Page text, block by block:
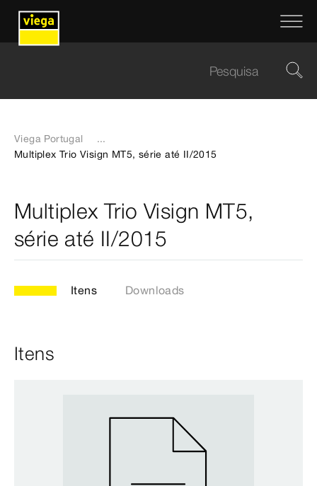
Viega Portugal
...
Multiplex Trio Visign MT5, série até II/2015
Multiplex Trio Visign MT5,
série até II/2015
Itens Downloads
Itens